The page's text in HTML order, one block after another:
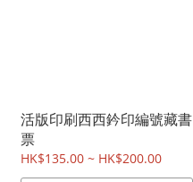
活版印刷西西鈐印編號藏書
票
HK$135.00 ~ HK$200.00